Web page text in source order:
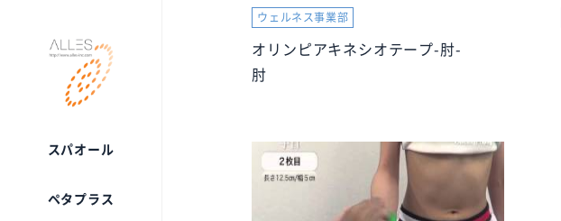
スパオール
ペタプラス
ウェルネス事業部
オリンピアキネシオテープ-肘-
肘